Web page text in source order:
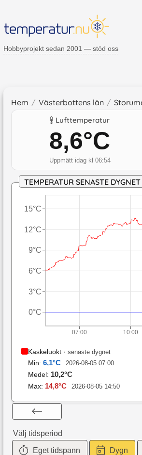
Hobbyprojekt sedan 2001 — stöd oss
Hem / Västerbottens län /
Lufttemperatur
8,6°C
Uppmätt idag kl 06:54
TEMPERATUR SENASTE
07:00 10:00
0°C
3°C
6°C
9°C
12°C
15°C
Kaskeluokt · senaste dygnet
Min: 6,1°C 2026-08-05 07:00
Medel: 10,2°C
Max: 14,8°C 2026-08-05 14:50
Välj tidsperiod
Eget tidspann Dygn